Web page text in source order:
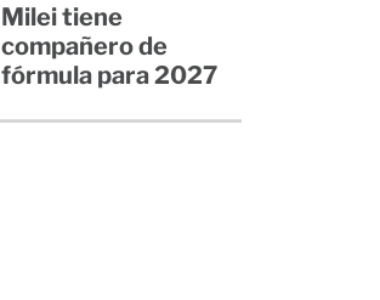
Milei tiene
compañero de
fórmula para 2027